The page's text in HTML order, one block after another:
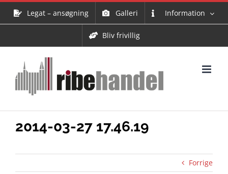
Legat – ansøgning Galleri Information
Bliv frivillig
2014-03-27 17.46.19
Forrige